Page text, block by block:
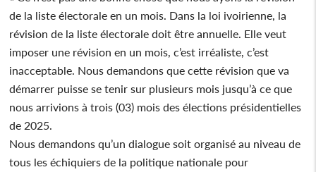
de la liste électorale en un mois. Dans la loi ivoirienne, la
révision de la liste électorale doit être annuelle. Elle veut
imposer une révision en un mois, c’est irréaliste, c’est
inacceptable. Nous demandons que cette révision que va
démarrer puisse se tenir sur plusieurs mois jusqu’à ce que
nous arrivions à trois (03) mois des élections présidentielles
de 2025.
Nous demandons qu’un dialogue soit organisé au niveau de
tous les échiquiers de la politique nationale pour